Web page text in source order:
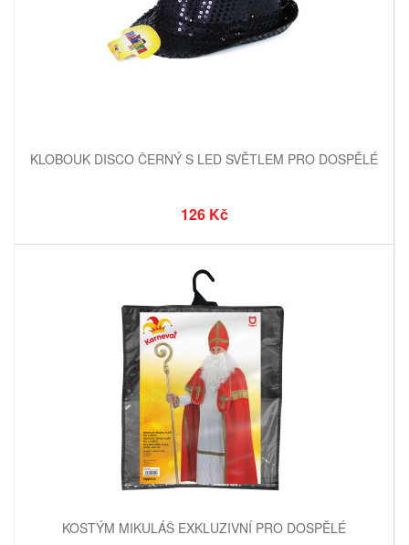
KLOBOUK DISCO ČERNÝ S LED SVĚTLEM PRO DOSPĚLÉ
126 Kč
KOSTÝM MIKULÁŠ EXKLUZIVNÍ PRO DOSPĚLÉ